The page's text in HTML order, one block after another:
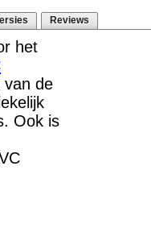
Reviews
het
van de
Ook is